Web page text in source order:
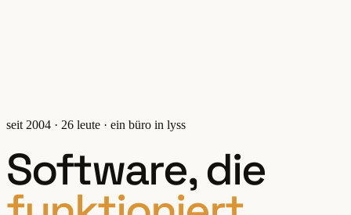
seit 2004 · 26 leute · ein büro in lyss
Software, die